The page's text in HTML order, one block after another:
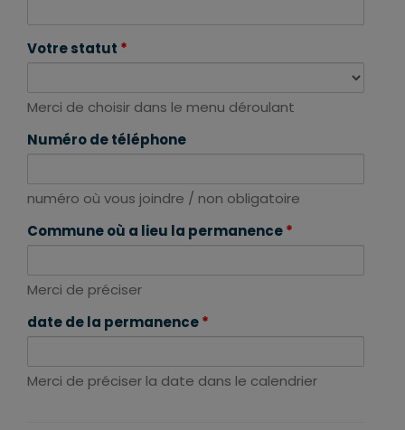
Votre statut *
Merci de choisir dans le menu déroulant
Numéro de téléphone
numéro où vous joindre / non obligatoire
Commune où a lieu la permanence*
Merci de préciser
date de la permanence*
Merci de préciser la date dans le calendrier